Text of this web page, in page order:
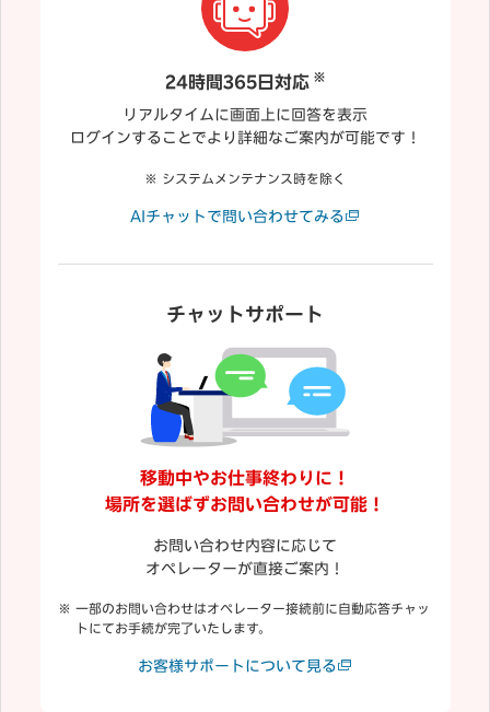
24時間365日対応※
リアルタイムに画面上に回答を表示
ログインすることでより詳細なご案内が可能です！
システムメンテナンス時を除く
AIチャットで問い合わせてみる
チャットサポート
移動中やお仕事終わりに！
場所を選ばずお問い合わせが可能！
お問い合わせ内容に応じて
オペレーターが直接ご案内！
一部のお問い合わせはオペレーター接続前に自動応答チャッ
トにてお手続が完了いたします。
お客様サポートについて見る